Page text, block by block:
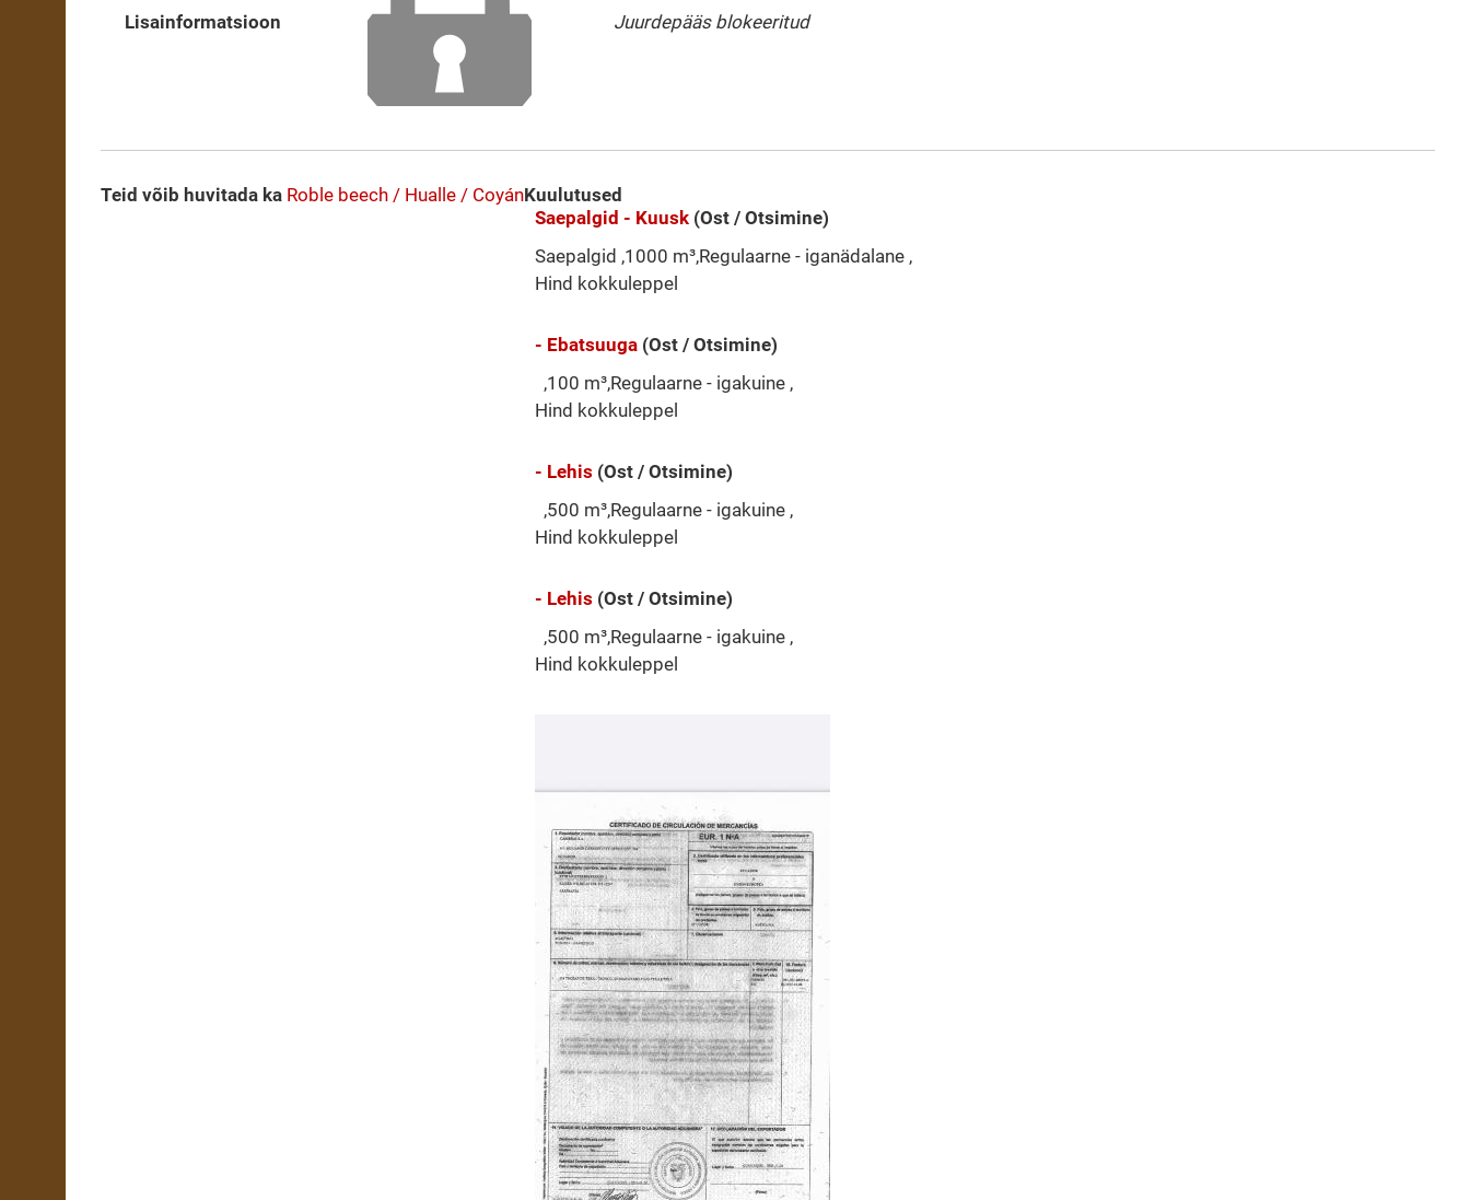
Lisainformatsioon Juurdepääs blokeeritud
Teid võib huvitada ka Roble beech / Hualle / CoyánKuulutused
Saepalgid - Kuusk (Ost / Otsimine)
Saepalgid ,1000 m³,Regulaarne - iganädalane ,
Hind kokkuleppel
- Ebatsuuga (Ost / Otsimine)
,100 m³,Regulaarne - igakuine ,
Hind kokkuleppel
- Lehis (Ost / Otsimine)
,500 m³,Regulaarne - igakuine ,
Hind kokkuleppel
- Lehis (Ost / Otsimine)
,500 m³,Regulaarne - igakuine ,
Hind kokkuleppel